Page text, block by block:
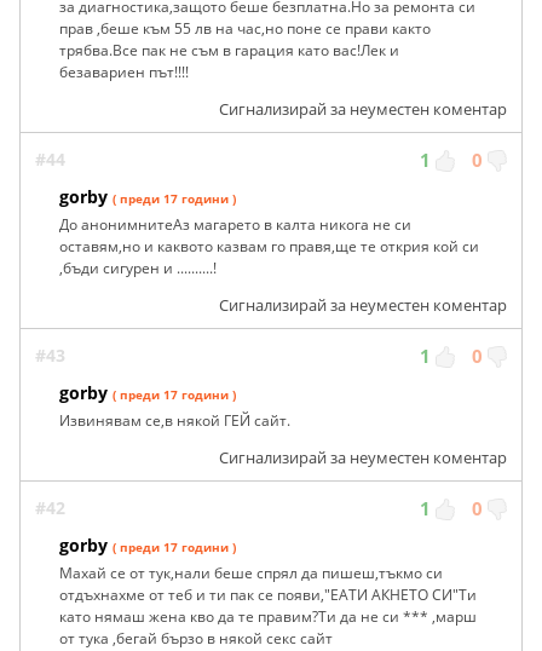
за диагностика,защото беше безплатна.Но за ремонта си
прав ,беше към 55 лв на час,но поне се прави както
трябва.Все пак не съм в гарация като вас!Лек и
безавариен път!!!!
Сигнализирай за неуместен коментар
#44 1 0
gorby ( преди 17 години )
До анонимнитеАз магарето в калта никога не си
оставям,но и каквото казвам го правя,ще те открия кой си
,бъди сигурен и ..........!
Сигнализирай за неуместен коментар
#43 1 0
gorby ( преди 17 години )
Извинявам се,в някой ГЕЙ сайт.
Сигнализирай за неуместен коментар
#42 1 0
gorby ( преди 17 години )
Махай се от тук,нали беше спрял да пишеш,тъкмо си
отдъхнахме от теб и ти пак се появи,"ЕАТИ АКНЕТО СИ"Ти
като нямаш жена кво да те правим?Ти да не си *** ,марш
от тука ,бегай бързо в някой секс сайт